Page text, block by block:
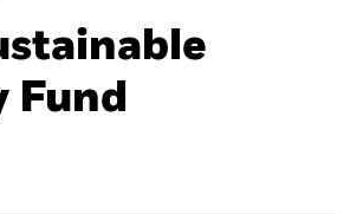
actualizatu tipo de usuario.
Fund